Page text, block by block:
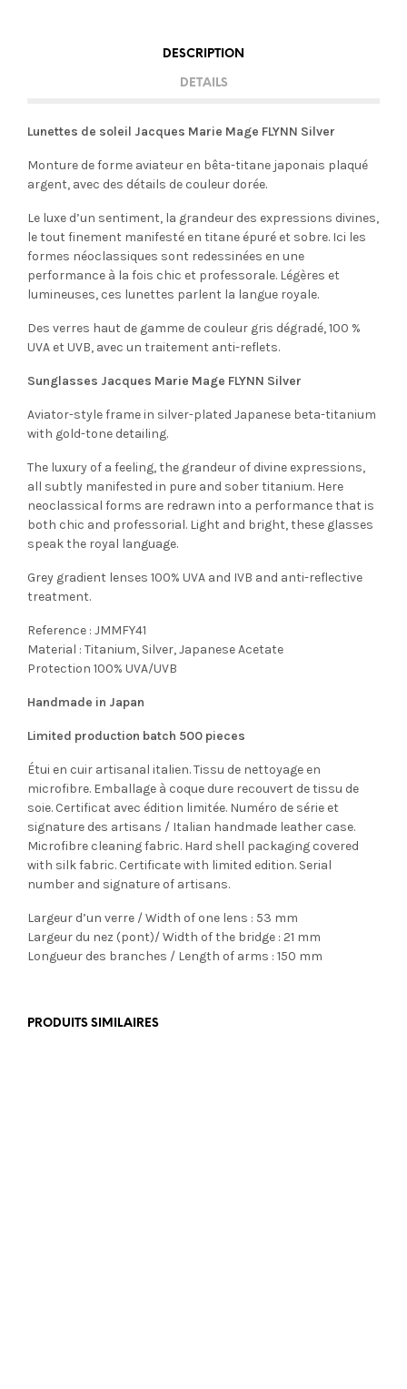
DESCRIPTION
DETAILS
Lunettes de soleil Jacques Marie Mage FLYNN Silver
Monture de forme aviateur en bêta-titane japonais plaqué
argent, avec des détails de couleur dorée.
Le luxe d’un sentiment, la grandeur des expressions divines,
le tout finement manifesté en titane épuré et sobre. Ici les
formes néoclassiques sont redessinées en une
performance à la fois chic et professorale. Légères et
lumineuses, ces lunettes parlent la langue royale.
Des verres haut de gamme de couleur gris dégradé, 100 %
UVA et UVB, avec un traitement anti-reflets.
Sunglasses Jacques Marie Mage FLYNN Silver
Aviator-style frame in silver-plated Japanese beta-titanium
with gold-tone detailing.
The luxury of a feeling, the grandeur of divine expressions,
all subtly manifested in pure and sober titanium. Here
neoclassical forms are redrawn into a performance that is
both chic and professorial. Light and bright, these glasses
speak the royal language.
Grey gradient lenses 100% UVA and IVB and anti-reflective
treatment.
Reference : JMMFY41
Material : Titanium, Silver, Japanese Acetate
Protection 100% UVA/UVB
Handmade in Japan
Limited production batch 500 pieces
Étui en cuir artisanal italien. Tissu de nettoyage en
microfibre. Emballage à coque dure recouvert de tissu de
soie. Certificat avec édition limitée. Numéro de série et
signature des artisans / Italian handmade leather case.
Microfibre cleaning fabric. Hard shell packaging covered
with silk fabric. Certificate with limited edition. Serial
number and signature of artisans.
Largeur d’un verre / Width of one lens : 53 mm
Largeur du nez (pont)/ Width of the bridge : 21 mm
Longueur des branches / Length of arms : 150 mm
PRODUITS SIMILAIRES